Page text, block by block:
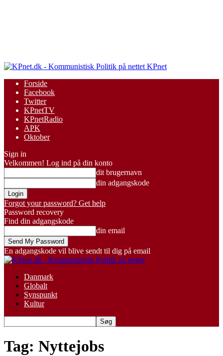
KPnet
Forside
Facebook
Twitter
KPnetTV
KPnetRadio
APK
Oktober
Sign in
Velkommen! Log ind på din konto
dit brugernavn
din adgangskode
Forgot your password? Get help
Password recovery
Find din adgangskode
din email
En adgangskode vil blive sendt til dig på email
Danmark
Globalt
Synspunkt
Kultur
Tag: Nyttejobs